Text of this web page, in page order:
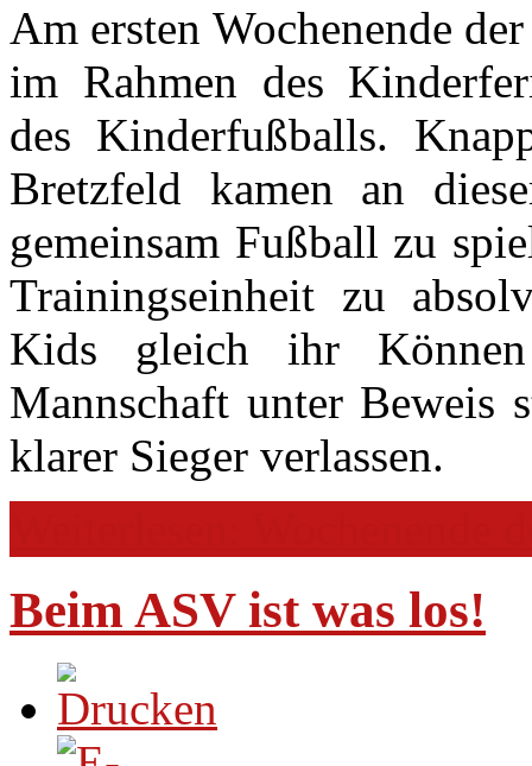
Am ersten Wochenende
im Rahmen des
des Kinderfußballs.
Bretzfeld kamen an
gemeinsam Fußball zu
Trainingseinheit zu
Kids gleich ihr
Mannschaft unter Beweis
klarer Sieger verlassen.
Beim ASV ist was los!